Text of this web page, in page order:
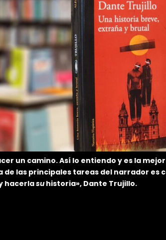
un camino. Así lo entiendo y es la
de las principales tareas del narrador es
hacerlasuhistoria», Dante Trujillo.